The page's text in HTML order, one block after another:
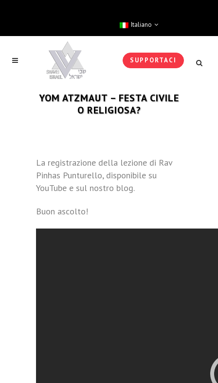
Italiano
SUPPORTACI
YOM ATZMAUT – FESTA CIVILE
O RELIGIOSA?
La registrazione della lezione di Rav
Pinhas Punturello, disponibile su
YouTube e sul nostro blog.
Buon ascolto!